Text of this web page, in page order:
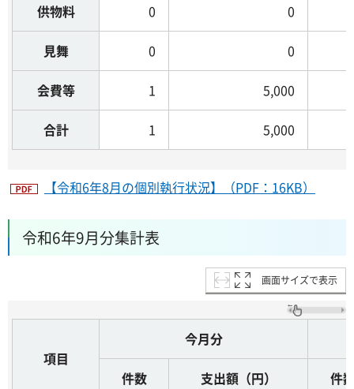
供物料 0 0
見舞 0 0
会費等 1 5,000
合計 1 5,000
【令和6年8月の個別執行状況】（PDF：16KB）
令和6年9月分集計表
画面サイズで表示
項目
今月分
件数 支出額（円） 件